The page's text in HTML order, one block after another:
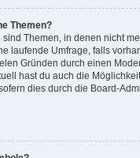
Themen?
Themen, in denen nicht
laufende Umfrage, falls
Gründen durch einen
hast du auch die
dies durch die Board-